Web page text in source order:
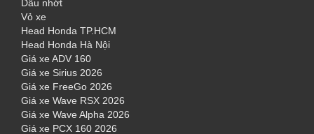
Dầu nhớt
Vỏ xe
Head Honda TP.HCM
Head Honda Hà Nội
Giá xe ADV 160
Giá xe Sirius 2026
Giá xe FreeGo 2026
Giá xe Wave RSX 2026
Giá xe Wave Alpha 2026
Giá xe PCX 160 2026